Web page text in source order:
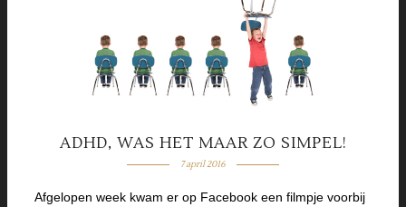
ADHD, WAS HET MAAR ZO SIMPEL!
7 april 2016
Afgelopen week kwam er op Facebook een filmpje voorbij